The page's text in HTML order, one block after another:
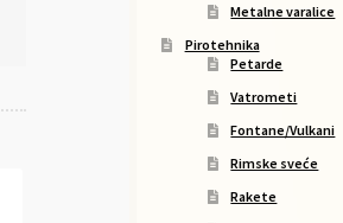
Metalne varalice
Pirotehnika
Petarde
Vatrometi
Fontane/Vulkani
Rimske sveće
Rakete